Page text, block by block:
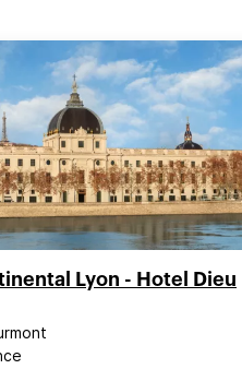
Lyon - Hotel Dieu